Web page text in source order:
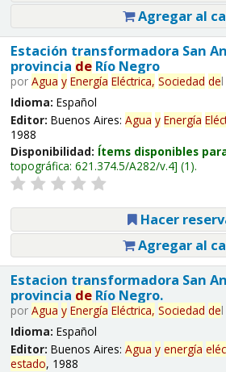
Agregar al
Estación transformadora San
provincia deRío Negro
por Agua y Energía Eléctrica, Sociedad del
Idioma: Español
Editor: Buenos Aires: Agua y Energía
1988
Disponibilidad: Ítems disponibles
topográfica: 621.374.5/A282/v.4 (1).
Hacer
Agregar al
Estacion transformadora San
provincia deRío Negro.
por Agua y Energía Eléctrica, Sociedad del
Idioma: Español
Editor: Buenos Aires: Agua y energía
estado, 1988